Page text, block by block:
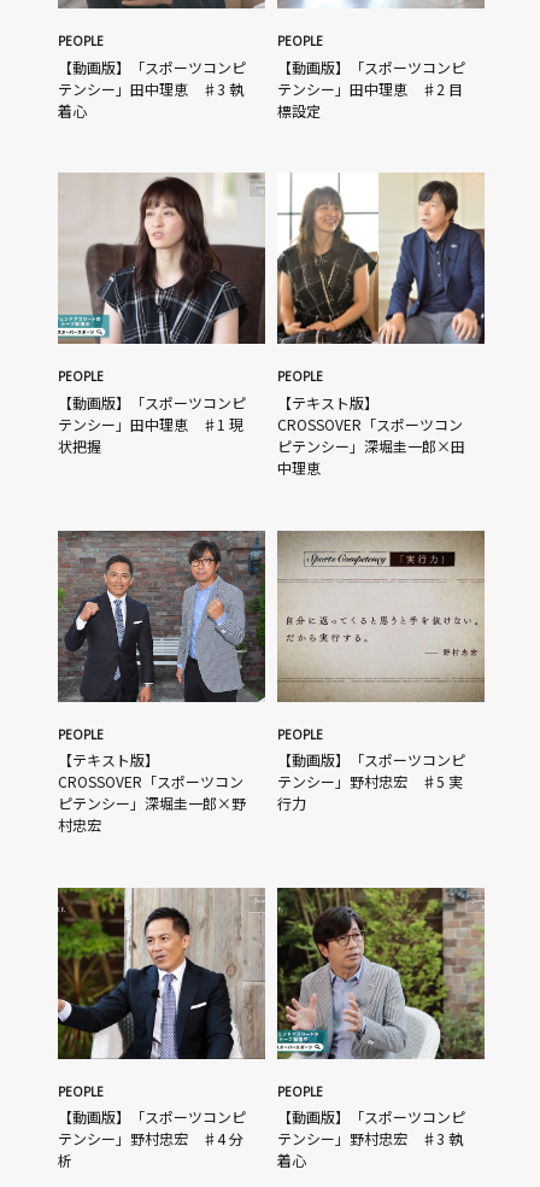
PEOPLE
【動画版】「スポーツコンピ
テンシー」田中理恵 ♯3 執
着心
PEOPLE
【動画版】「スポーツコンピ
テンシー」田中理恵 ♯2 目
標設定
PEOPLE
【動画版】「スポーツコンピ
テンシー」田中理恵 ♯1 現
状把握
PEOPLE
【テキスト版】
CROSSOVER「スポーツコン
ピテンシー」深堀圭一郎×田
中理恵
PEOPLE
【テキスト版】
CROSSOVER「スポーツコン
ピテンシー」深堀圭一郎×野
村忠宏
PEOPLE
【動画版】「スポーツコンピ
テンシー」野村忠宏 ♯5 実
行力
PEOPLE
【動画版】「スポーツコンピ
テンシー」野村忠宏 ♯4 分
析
PEOPLE
【動画版】「スポーツコンピ
テンシー」野村忠宏 ♯3 執
着心